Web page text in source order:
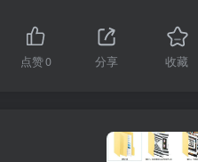
点赞0 分享 收藏